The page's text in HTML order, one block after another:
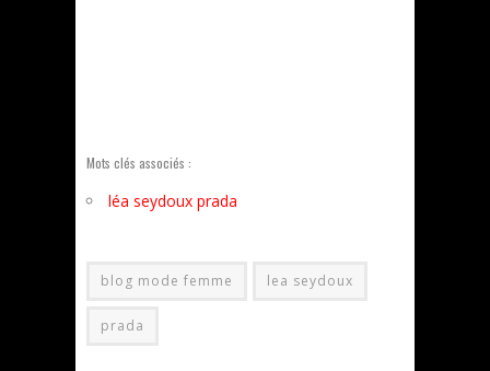
Mots clés associés :
léa seydoux prada
blog mode femme lea seydoux
prada